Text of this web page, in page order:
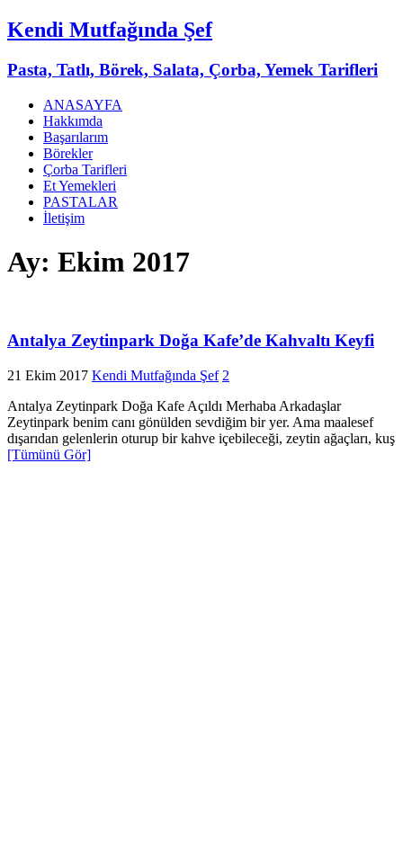
Kendi Mutfağında Şef
Pasta, Tatlı, Börek, Salata, Çorba, Yemek Tarifleri
ANASAYFA
Hakkımda
Başarılarım
Börekler
Çorba Tarifleri
Et Yemekleri
PASTALAR
İletişim
Ay: Ekim 2017
Antalya Zeytinpark Doğa Kafe’de Kahvaltı Keyfi
21 Ekim 2017 Kendi Mutfağında Şef 2
Antalya Zeytinpark Doğa Kafe Açıldı Merhaba Arkadaşlar
Zeytinpark benim canı gönülden sevdiğim bir yer. Ama maalesef
dışarıdan gelenlerin oturup bir kahve içebileceği, zeytin ağaçları, kuş
[Tümünü Gör]